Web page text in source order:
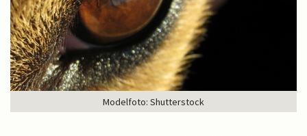
Modelfoto: Shutterstock